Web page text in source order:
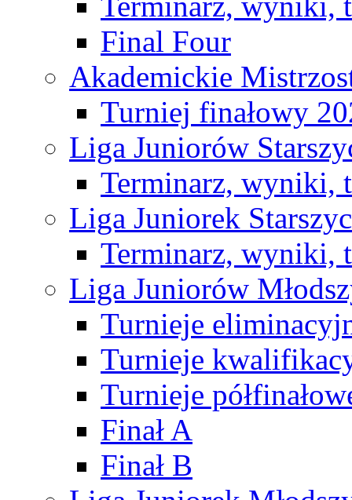
Final Four
Akademickie
Turniej finałowy
Liga Juniorów
Terminarz, wyniki,
Liga Juniorek
Terminarz, wyniki,
Liga Juniorów
Turnieje
Turnieje
Turnieje
Finał A
Finał B